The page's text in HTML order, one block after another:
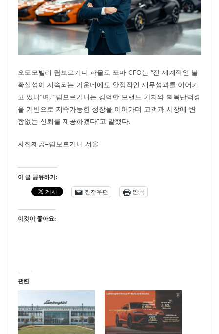
오토모빌리 람보르기니 파올로 포마 CFO는 “전 세계적인 불
확실성이 지속되는 가운데에도 안정적인 재무성과를 이어가
고 있다”며, “람보르기니는 강력한 브랜드 가치와 회복탄력성
을 기반으로 지속가능한 성장을 이어가며 고객과 시장에 변
함없는 신뢰를 제공하겠다”고 말했다.
사진제공=람보르기니 서울
이 글 공유하기:
전자우편
인쇄
이것이 좋아요:
관련